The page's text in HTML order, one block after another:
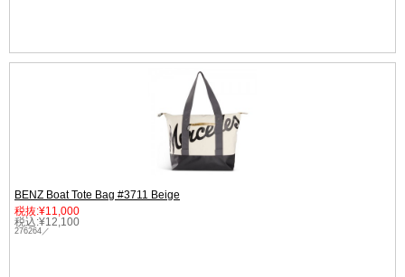
BENZ Boat Tote Bag #3711 Beige
税抜:¥11,000
税込:¥12,100
276264／